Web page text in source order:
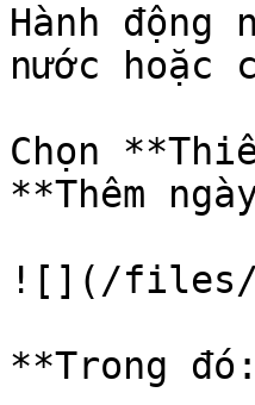
Hành
nước hoặc
Chọn
**Thêm
![](/files/-
**Trong